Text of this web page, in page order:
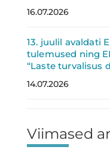
16.07.2026
13. juulil avaldati
tulemused ning
“Laste turvalisus
14.07.2026
Viimased